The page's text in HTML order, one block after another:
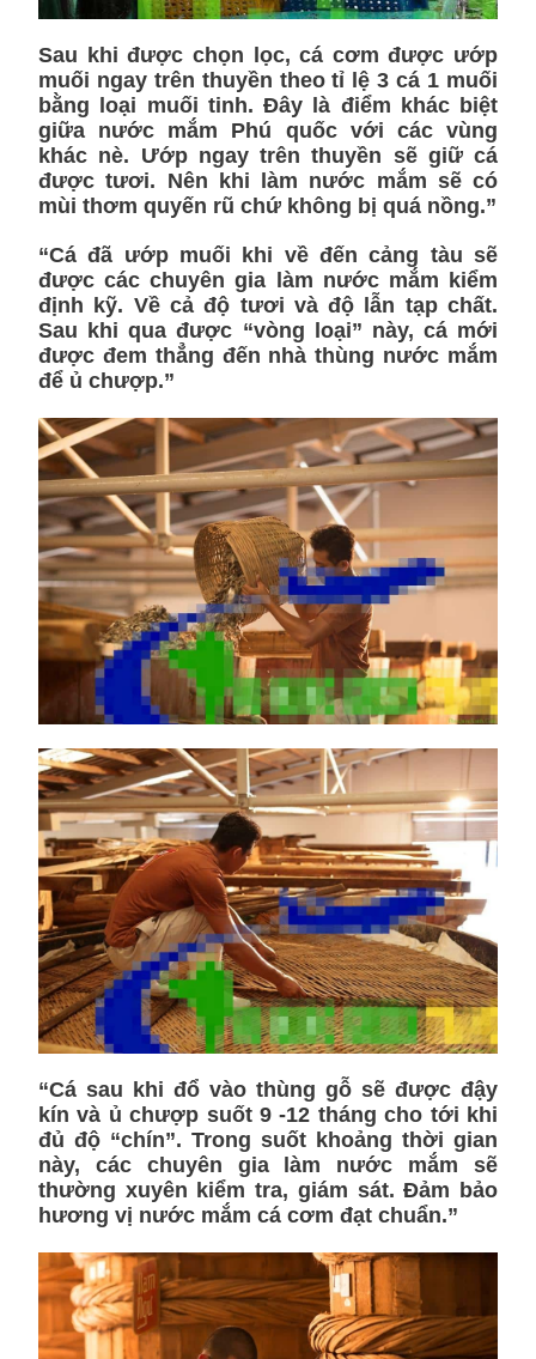
Sau khi được chọn lọc, cá cơm được ướp
muối ngay trên thuyền theo tỉ lệ 3 cá 1 muối
bằng loại muối tinh. Đây là điểm khác biệt
giữa nước mắm Phú quốc với các vùng
khác nè. Ướp ngay trên thuyền sẽ giữ cá
được tươi. Nên khi làm nước mắm sẽ có
mùi thơm quyến rũ chứ không bị quá nồng.”
“Cá đã ướp muối khi về đến cảng tàu sẽ
được các chuyên gia làm nước mắm kiểm
định kỹ. Về cả độ tươi và độ lẫn tạp chất.
Sau khi qua được “vòng loại” này, cá mới
được đem thẳng đến nhà thùng nước mắm
để ủ chượp.”
“Cá sau khi đổ vào thùng gỗ sẽ được đậy
kín và ủ chượp suốt 9 -12 tháng cho tới khi
đủ độ “chín”. Trong suốt khoảng thời gian
này, các chuyên gia làm nước mắm sẽ
thường xuyên kiểm tra, giám sát. Đảm bảo
hương vị nước mắm cá cơm đạt chuẩn.”